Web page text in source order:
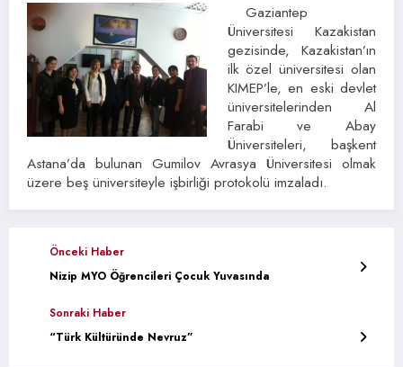
Gaziantep
Üniversitesi Kazakistan
gezisinde, Kazakistan’ın
ilk özel üniversitesi olan
KIMEP’le, en eski devlet
üniversitelerinden Al
Farabi ve Abay
Üniversiteleri, başkent
Astana’da bulunan Gumilov Avrasya Üniversitesi olmak
üzere beş üniversiteyle işbirliği protokolü imzaladı.
Önceki Haber
Nizip MYO Öğrencileri Çocuk Yuvasında
Sonraki Haber
“Türk Kültüründe Nevruz”